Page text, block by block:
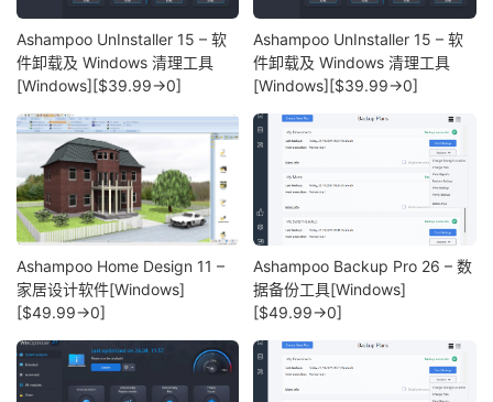
Ashampoo UnInstaller 15 – 软
件卸载及 Windows 清理工具
[Windows][$39.99→0]
Ashampoo UnInstaller 15 – 软
件卸载及 Windows 清理工具
[Windows][$39.99→0]
Ashampoo Home Design 11 –
家居设计软件[Windows]
[$49.99→0]
Ashampoo Backup Pro 26 – 数
据备份工具[Windows]
[$49.99→0]